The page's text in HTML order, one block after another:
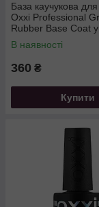
База каучукова
Oxxi Professional
Rubber Base Coat у
баночці, 30 мл
В наявності
360 ₴
Купити